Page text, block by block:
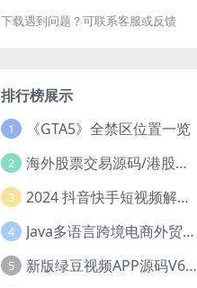
下载遇到问题？可联系客服或反馈
排行榜展示
1 《GTA5》全禁区位置一览
2 海外股票交易源码/港股泰股/美股源码/印度股源码/马拉西亚股票源码/国际股票配资
3 2024 抖音快手短视频解析去水印php源码
4 Java多语言跨境电商外贸商城TikToKshop内嵌商城I商家入驻I一键铺
5 新版绿豆视频APP源码V6.6 免授权插件版